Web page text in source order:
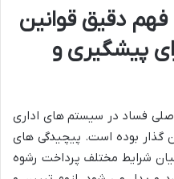
دقیق قوانین
پیشگیری و
فساد در سیستم های اداری
گذار بوده است. پیچیدگی های
شرایط مختلف پرداخت رشوه